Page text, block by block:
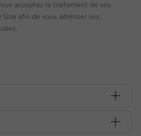
acceptez le traitement de vos
afin de vous adresser ses